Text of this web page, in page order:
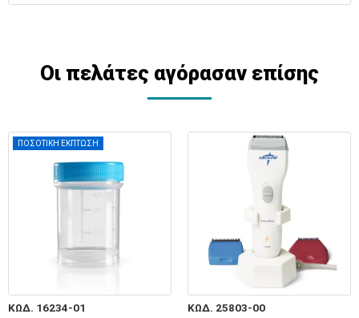
Οι πελάτες αγόρασαν επίσης
ΠΟΣΟΤΙΚΗ ΕΚΠΤΩΣΗ
ΚΩΔ. 16234-01 ΚΩΔ. 25803-00